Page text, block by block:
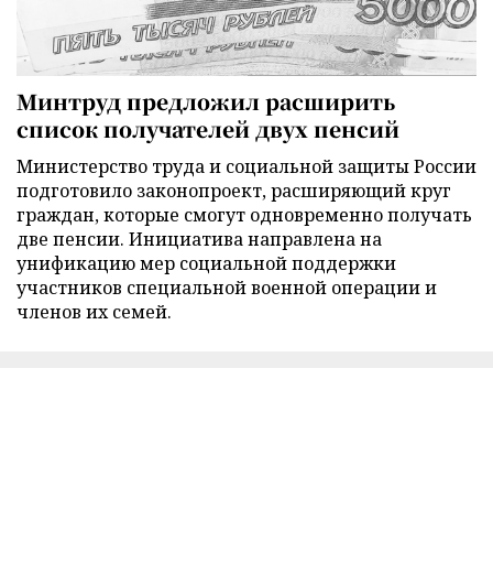
Минтруд предложил расширить
список получателей двух пенсий
Министерство труда и социальной защиты России
подготовило законопроект, расширяющий круг
граждан, которые смогут одновременно получать
две пенсии. Инициатива направлена на
унификацию мер социальной поддержки
участников специальной военной операции и
членов их семей.